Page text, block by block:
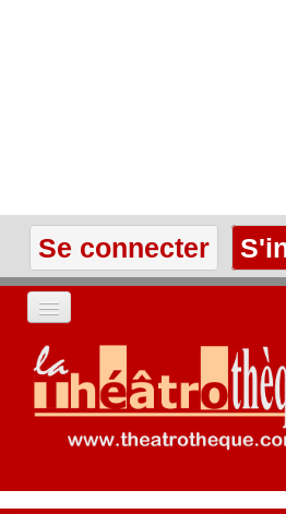
Se connecter
ACCUEIL
LES TEXTES